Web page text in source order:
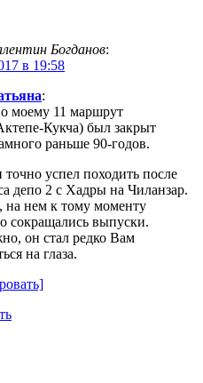
Богданов:
в 19:58
:
моему 11 маршрут
Кукча) был закрыт
раньше 90-годов.
успел походить после
депо 2 с Хадры на Чиланзар.
на нем к тому моменту
сокращались выпуски.
он стал редко Вам
на глаза.